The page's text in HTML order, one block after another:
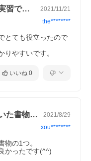
図書室で借りてましたが、基礎実習でとて… 2021/11/21
the********
とても役立ったので
りやすいです。
いいね 0
学校から揃えるように言われていた書物の… 2021/8/29
xou********
物の1つ。
かったです(^^)